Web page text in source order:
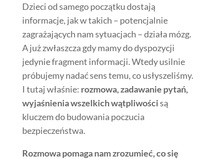
Dzieci od samego początku dostają
informacje, jak w takich – potencjalnie
zagrażających nam sytuacjach – działa mózg.
A już zwłaszcza gdy mamy do dyspozycji
jedynie fragment informacji. Wtedy usilnie
próbujemy nadać sens temu, co usłyszeliśmy.
I tutaj właśnie: rozmowa, zadawanie pytań,
wyjaśnienia wszelkich wątpliwościsą
kluczem do budowania poczucia
bezpieczeństwa.
Rozmowa pomaga nam zrozumieć, co się